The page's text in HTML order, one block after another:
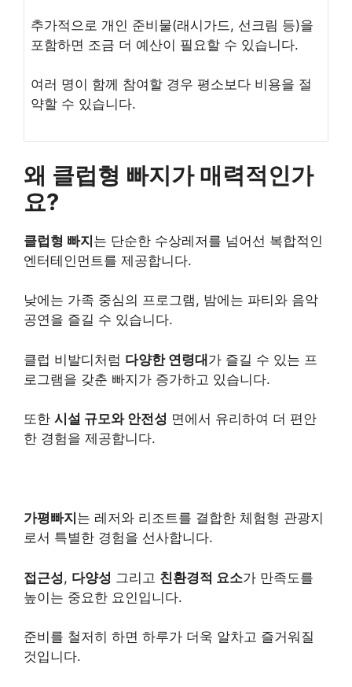
추가적으로 개인 준비물(래시가드, 선크림 등)을
포함하면 조금 더 예산이 필요할 수 있습니다.
여러 명이 함께 참여할 경우 평소보다 비용을 절
약할 수 있습니다.
왜 클럽형 빠지가 매력적인가
요?
클럽형 빠지는 단순한 수상레저를 넘어선 복합적인
엔터테인먼트를 제공합니다.
낮에는 가족 중심의 프로그램, 밤에는 파티와 음악
공연을 즐길 수 있습니다.
클럽 비발디처럼 다양한 연령대가 즐길 수 있는 프
로그램을 갖춘 빠지가 증가하고 있습니다.
또한 시설 규모와 안전성 면에서 유리하여 더 편안
한 경험을 제공합니다.
가평빠지 는 레저와 리조트를 결합한 체험형 관광지
로서 특별한 경험을 선사합니다.
접근성, 다양성 그리고 친환경적 요소가 만족도를
높이는 중요한 요인입니다.
준비를 철저히 하면 하루가 더욱 알차고 즐거워질
것입니다.